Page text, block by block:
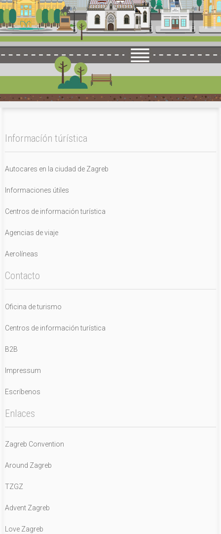
Informacíón túrística
Autocares en la ciudad de Zagreb
Informaciones útiles
Centros de información turística
Agencias de viaje
Aerolíneas
Contacto
Oficina de turismo
Centros de información turística
B2B
Impressum
Escríbenos
Enlaces
Zagreb Convention
Around Zagreb
TZGZ
Advent Zagreb
Love Zagreb